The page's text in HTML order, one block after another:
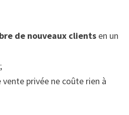
de nouveaux clientsen un
vente privée ne coûte rien à